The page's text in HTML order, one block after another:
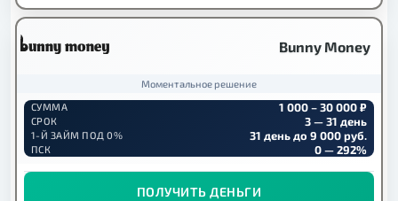
Bunny Money
Моментальное решение
СУММА
1 000 – 30 000 ₽
СРОК 3 — 31 день
1-Й ЗАЙМ ПОД 0% 31 день до 9 000 руб.
ПСК 0 — 292%
ПОЛУЧИТЬ ДЕНЬГИ